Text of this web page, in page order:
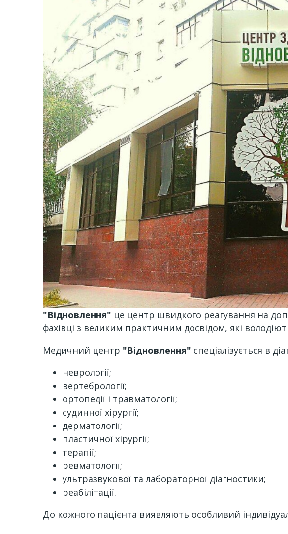
"Відновлення" це центр швидкого реагування на
фахівці з великим практичним досвідом, які
Медичний центр "Відновлення" спеціалізується в
неврології;
вертебрології;
ортопедії і травматології;
судинної хірургії;
дерматології;
пластичної хірургії;
терапії;
ревматології;
ультразвукової та лабораторної діагностики;
реабілітації.
До кожного пацієнта виявляють особливий